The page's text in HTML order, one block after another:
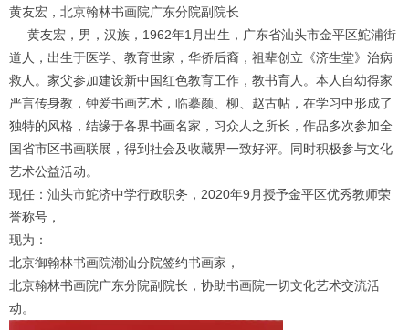
黄友宏， 北京翰林书画院广东分院副院长
黄友宏，男，汉族，1962年1月出生，广东省汕头市金平区鮀浦街
道人，出生于医学、教育世家，华侨后裔，祖辈创立《济生堂》治病
救人。家父参加建设新中国红色教育工作，教书育人。本人自幼得家
严言传身教，钟爱书画艺术，临摹颜、柳、赵古帖，在学习中形成了
独特的风格，结缘于各界书画名家，习众人之所长，作品多次参加全
国省市区书画联展，得到社会及收藏界一致好评。同时积极参与文化
艺术公益活动。
现任：汕头市鮀济中学行政职务，2020年9月授予金平区优秀教师荣
誉称号，
现为：
北京御翰林书画院潮汕分院签约书画家，
北京翰林书画院广东分院副院长，协助书画院一切文化艺术交流活
动。